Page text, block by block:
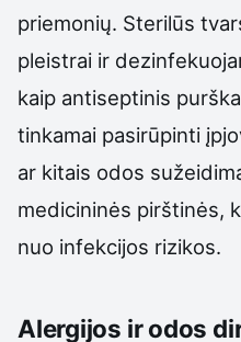
priemonių. Sterilūs
pleistrai ir
kaip antiseptinis
tinkamai pasirūpinti
ar kitais odos
medicininės pirštinės,
nuo infekcijos rizikos.
Alergijos ir odos